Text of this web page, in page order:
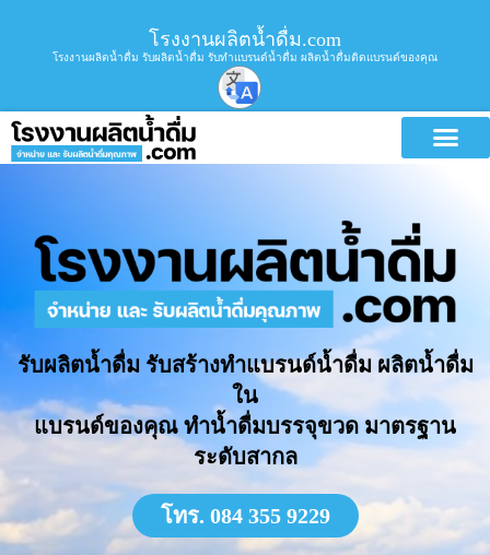
โรงงานผลิตน้ำดื่ม.com
โรงงานผลิตน้ำดื่ม รับผลิตน้ำดื่ม รับทำแบรนด์น้ำดื่ม ผลิตน้ำดื่มติดแบรนด์ของคุณ
รับผลิตน้ำดื่ม รับสร้างทำแบรนด์น้ำดื่ม ผลิตน้ำดื่ม
ใน
แบรนด์ของคุณ ทำน้ำดื่มบรรจุขวด มาตรฐาน
ระดับสากล
โทร. 084 355 9229